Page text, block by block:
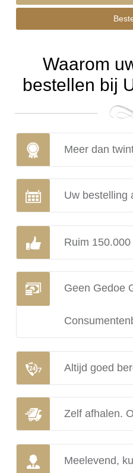
Waarom
bestellen bij
Meer dan
Uw bestelling
Ruim
Geen Gedoe
Altijd goed
Zelf afhalen.
Meelevend,